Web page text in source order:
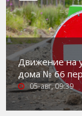
Движение на
дома № 66
05-авг, 09:39